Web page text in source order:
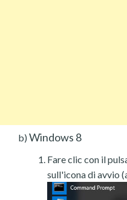
b) Windows 8
Fare clic con il
sull'icona di avvio